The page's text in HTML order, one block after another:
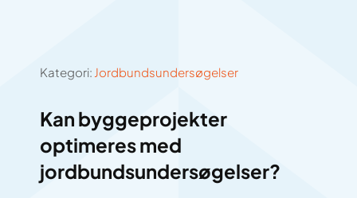
Kategori: Jordbundsundersøgelser
Kan byggeprojekter
optimeres med
jordbundsundersøgelser?